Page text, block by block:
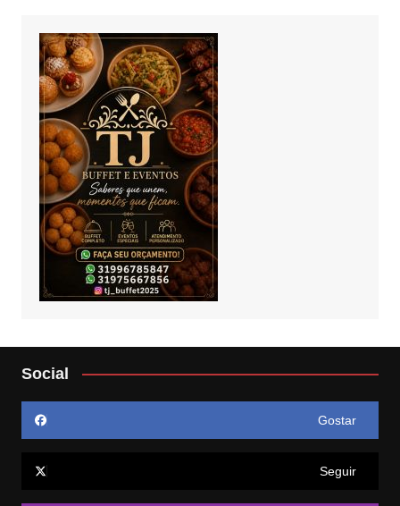
Social
Gostar
Seguir